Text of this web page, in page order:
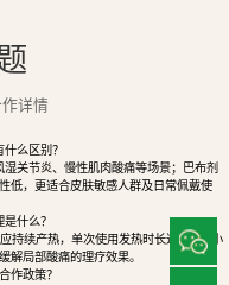
详情
么区别？
关节炎、慢性肌肉酸痛等场景；巴布剂
低，更适合皮肤敏感人群及日常佩戴使
什么？
持续产热，单次使用发热时长达8至12小
解局部酸痛的理疗效果。
作政策？